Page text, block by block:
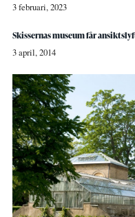
3 februari, 2023
Skissernas museum får
3 april, 2014